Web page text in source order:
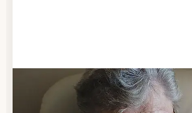
Schritt 3